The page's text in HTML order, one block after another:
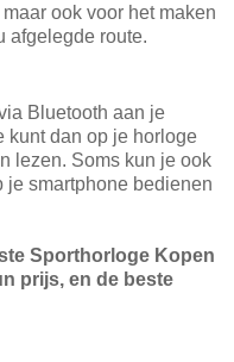
ook voor het maken
afgelegde route.
Bluetooth aan je
kunt dan op je horloge
lezen. Soms kun je ook
je smartphone bedienen
Sporthorloge Kopen
prijs, en de beste